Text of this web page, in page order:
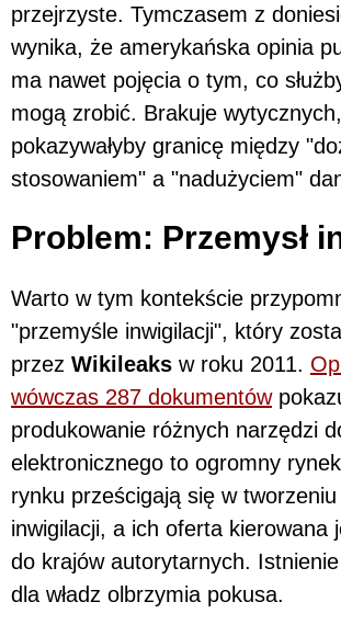
przejrzyste. Tymczasem z
wynika, że amerykańska opinia
ma nawet pojęcia o tym, co
mogą zrobić. Brakuje
pokazywałyby granicę między
stosowaniem" a "nadużyciem"
Problem: Przemysł
Warto w tym kontekście
"przemyśle inwigilacji", który
przez Wikileaks w roku 2011.
wówczas 287 dokumentów
produkowanie różnych narzędzi
elektronicznego to ogromny
rynku prześcigają się w
inwigilacji, a ich oferta kierowana
do krajów autorytarnych.
dla władz olbrzymia pokusa.